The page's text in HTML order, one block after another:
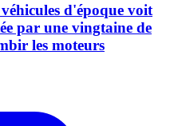
d'époque voit
par une vingtaine de
les moteurs